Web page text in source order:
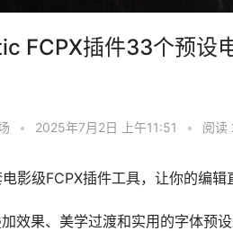
FCPX插件33个预设
• 2025年7月2日 上午11:51 • 阅读
影级FCPX插件工具，让你的编辑
效果、美学过渡和实用的字体预